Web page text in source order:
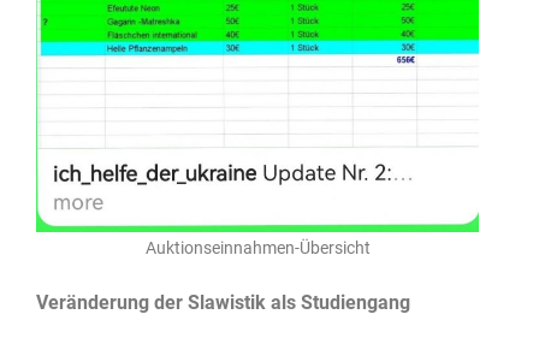
Auktionseinnahmen-Übersicht
Veränderung der Slawistik als Studiengang